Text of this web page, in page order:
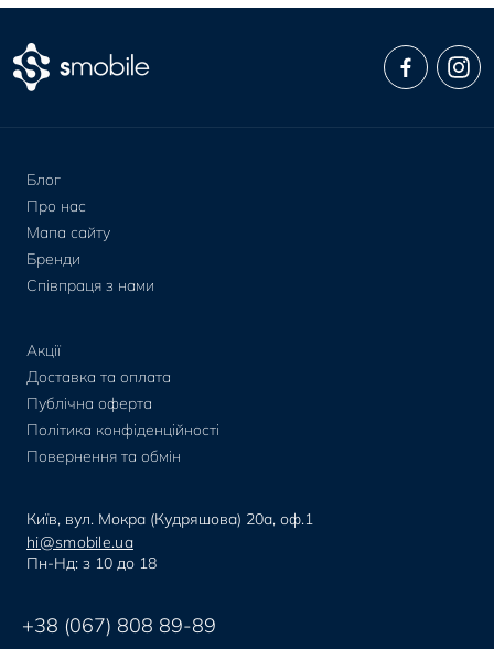
Блог
Про нас
Мапа сайту
Бренди
Співпраця з нами
Акції
Доставка та оплата
Публічна оферта
Політика конфіденційності
Повернення та обмін
Київ, вул. Мокра (Кудряшова) 20а, оф.1
hi@smobile.ua
Пн-Нд: з 10 до 18
+38 (067) 808 89-89